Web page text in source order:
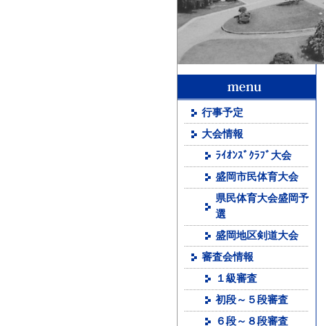
行事予定
大会情報
ﾗｲｵﾝｽﾞｸﾗﾌﾞ大会
盛岡市民体育大会
県民体育大会盛岡予
選
盛岡地区剣道大会
審査会情報
１級審査
初段～５段審査
６段～８段審査